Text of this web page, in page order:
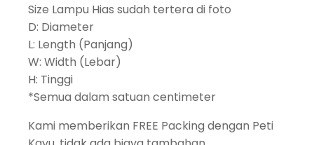
Size Lampu Hias sudah tertera di foto
D: Diameter
L: Length (Panjang)
W: Width (Lebar)
H: Tinggi
*Semua dalam satuan centimeter
Kami memberikan FREE Packing dengan Peti